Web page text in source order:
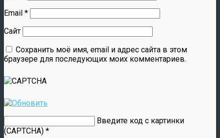
Email *
Сайт
Сохранить моё имя, email и адрес сайта в этом
браузере для последующих моих комментариев.
Введите код с картинки
(CAPTCHA) *